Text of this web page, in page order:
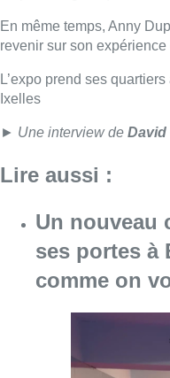
ses portes à
comme on